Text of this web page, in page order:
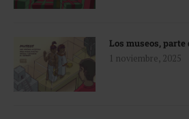
Los museos,
1 noviembre, 2025